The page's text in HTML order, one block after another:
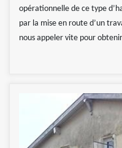
opérationnelle de ce type
par la mise en route d’un
nous appeler vite pour